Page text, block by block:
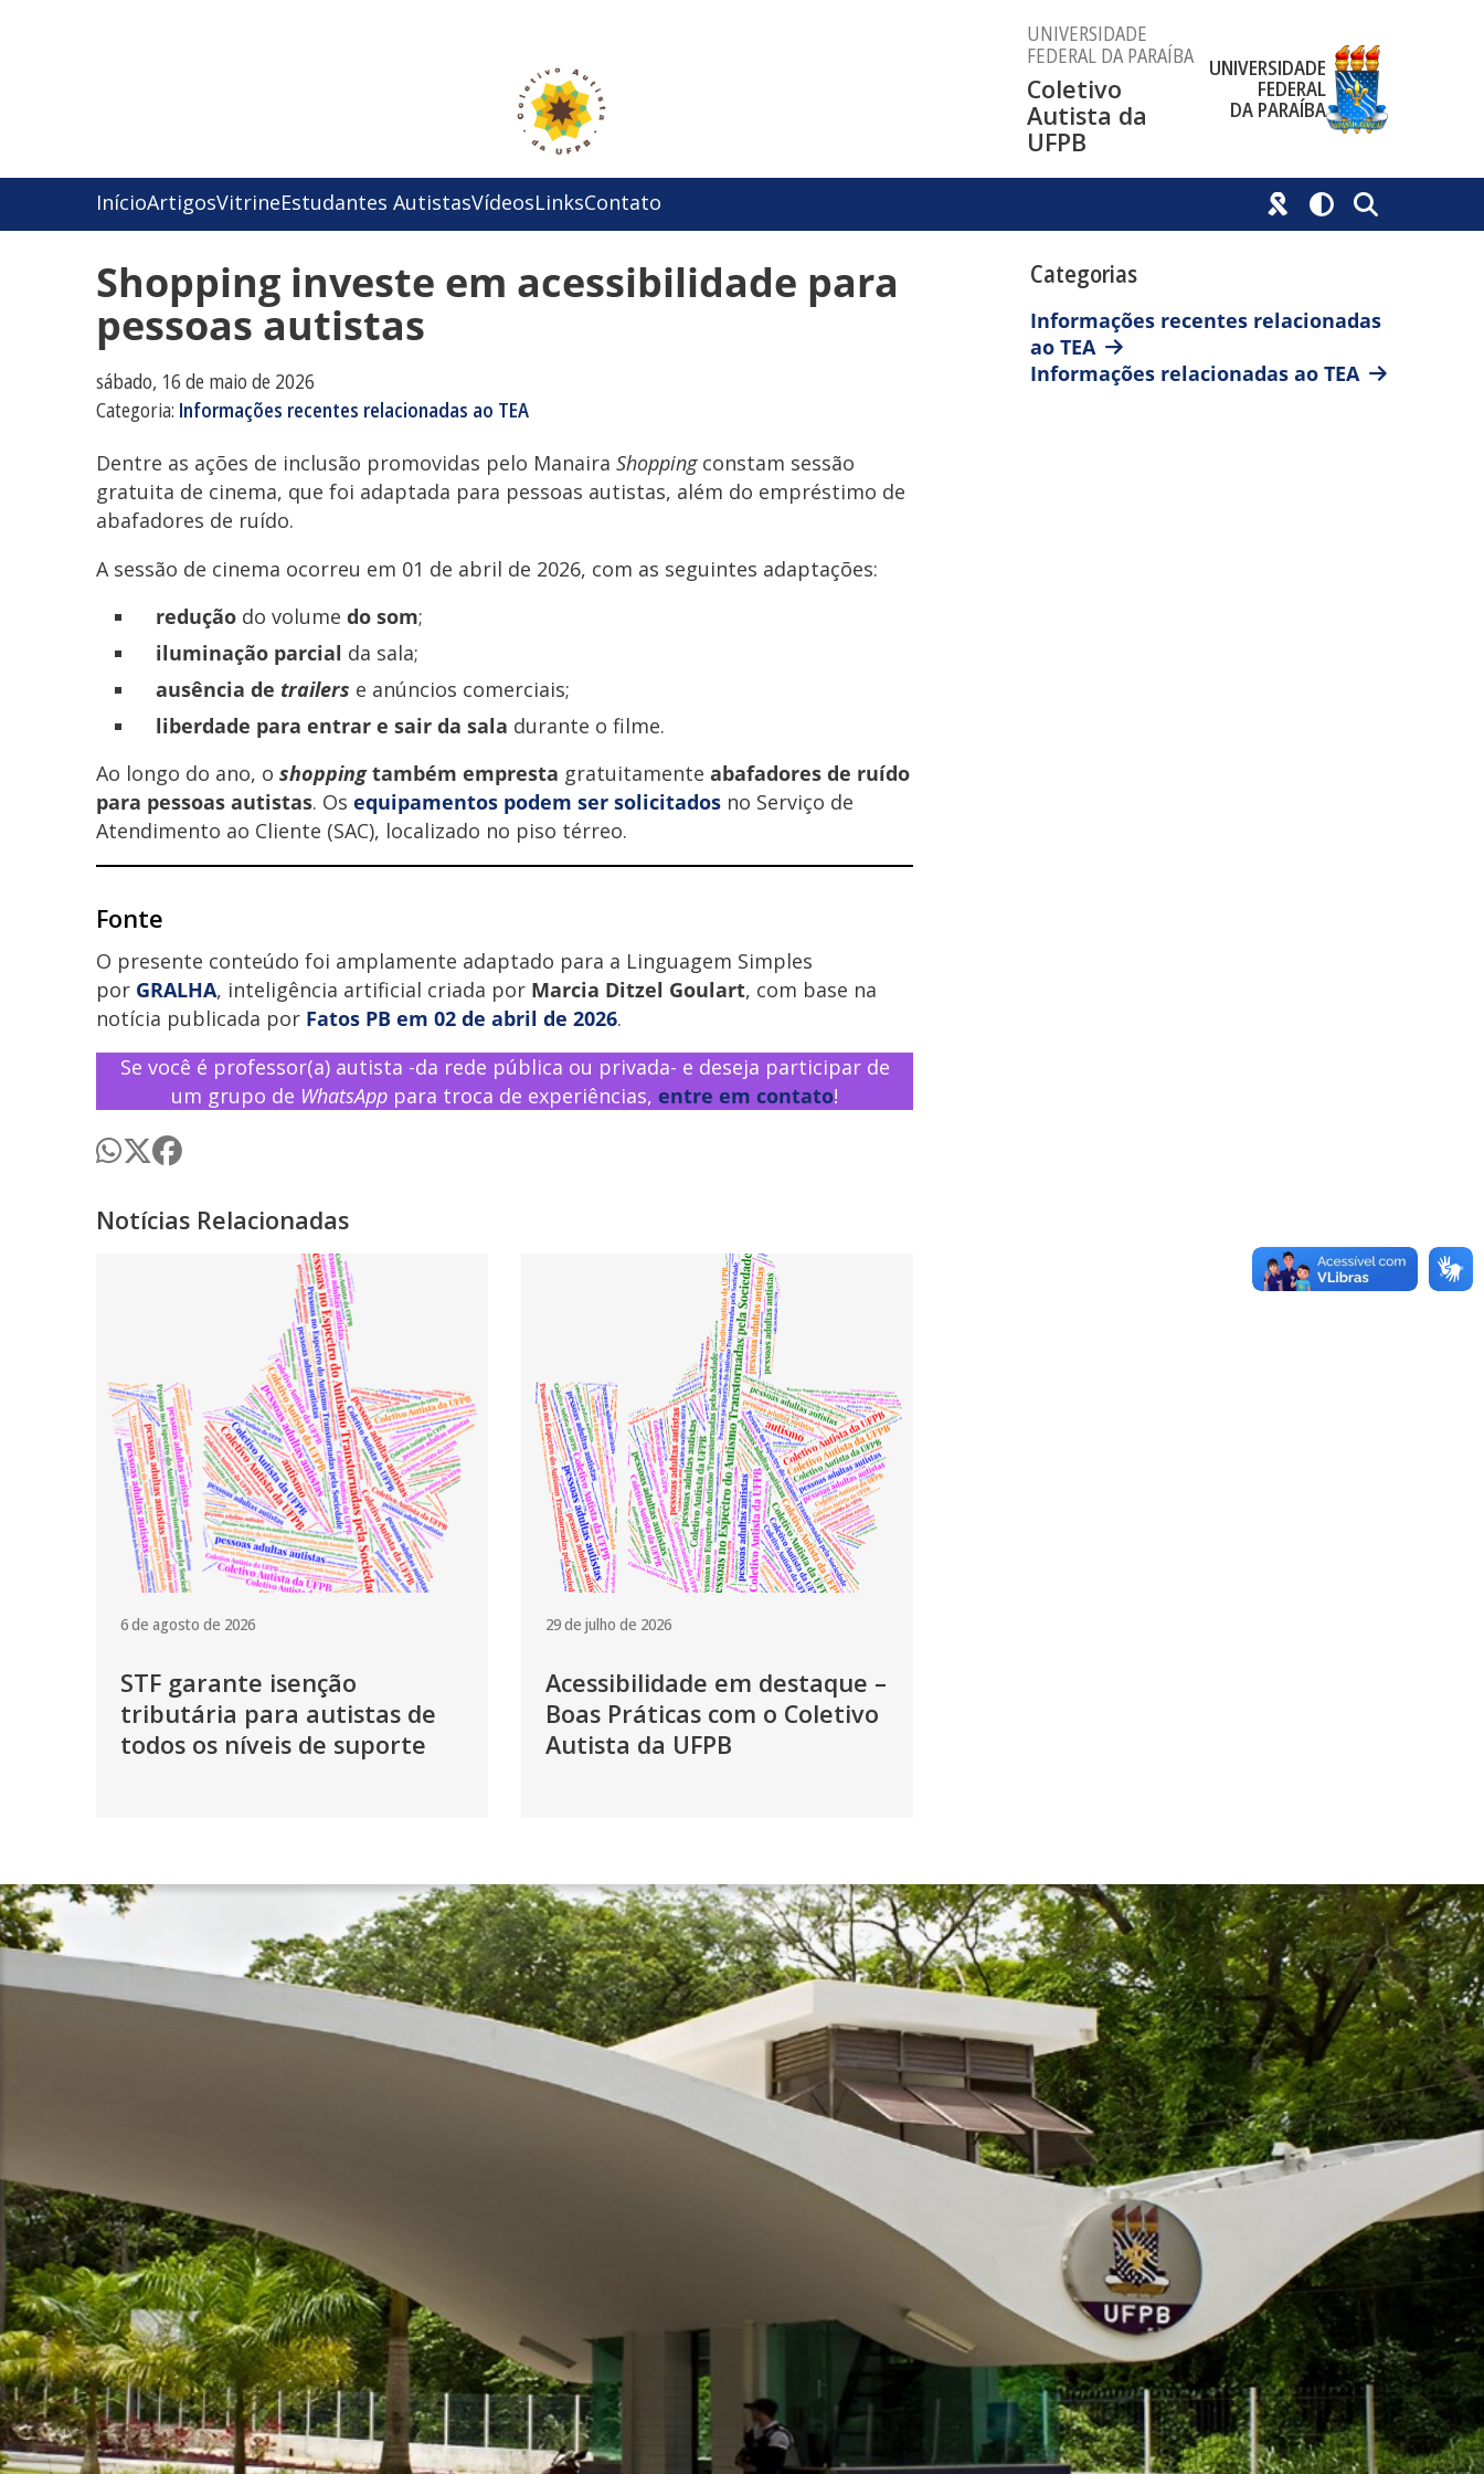
UNIVERSIDADE
FEDERAL DA PARAÍBA
Coletivo
Autista da
UFPB
UNIVERSIDADE
FEDERAL
DA PARAÍBA
InícioArtigosVitrineEstudantes AutistasVídeosLinksContato
Categorias
Informações recentes relacionadas
ao TEA
Informações relacionadas ao TEA
Shopping investe em acessibilidade para
pessoas autistas
sábado, 16 de maio de 2026
Categoria: Informações recentes relacionadas ao TEA
Dentre as ações de inclusão promovidas pelo Manaira Shoppingconstam sessão
gratuita de cinema, que foi adaptada para pessoas autistas, além do empréstimo de
abafadores de ruído.
A sessão de cinema ocorreu em 01 de abril de 2026, com as seguintes adaptações:
redução do volume do som;
iluminação parcial da sala;
ausência de trailers e anúncios comerciais;
liberdade para entrar e sair da sala durante o filme.
Ao longo do ano, o shoppingtambém empresta gratuitamente abafadores de ruído
para pessoas autistas. Os equipamentos podem ser solicitados no Serviço de
Atendimento ao Cliente (SAC), localizado no piso térreo.
Fonte
O presente conteúdo foi amplamente adaptado para a Linguagem Simples
por GRALHA, inteligência artificial criada por Marcia Ditzel Goulart, com base na
notícia publicada por Fatos PB em 02 de abril de 2026.
Se você é professor(a) autista -da rede pública ou privada- e deseja participar de
um grupo de WhatsApp para troca de experiências, entre em contato!
Notícias Relacionadas
6 de agosto de 2026
STF garante isenção
tributária para autistas de
todos os níveis de suporte
29 de julho de 2026
Acessibilidade em destaque –
Boas Práticas com o Coletivo
Autista da UFPB